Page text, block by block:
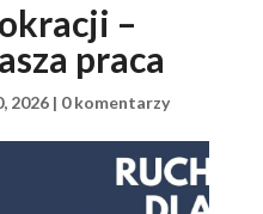
–
praca
2026| 0 komentarzy